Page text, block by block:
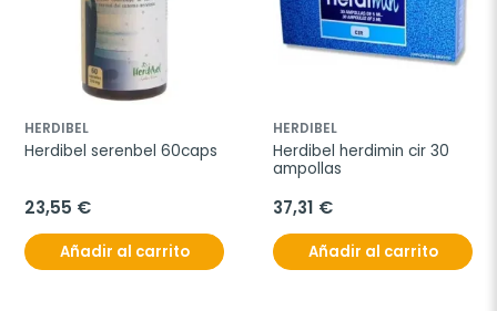
HERDIBEL
Herdibel serenbel 60caps
23,55 €
Añadir al carrito
HERDIBEL
Herdibel herdimin cir 30
ampollas
37,31 €
Añadir al carrito